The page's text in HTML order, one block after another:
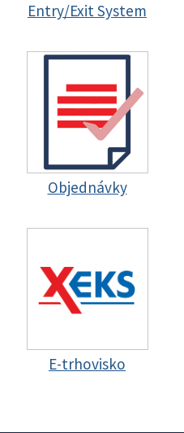
Entry/Exit System
Objednávky
E-trhovisko